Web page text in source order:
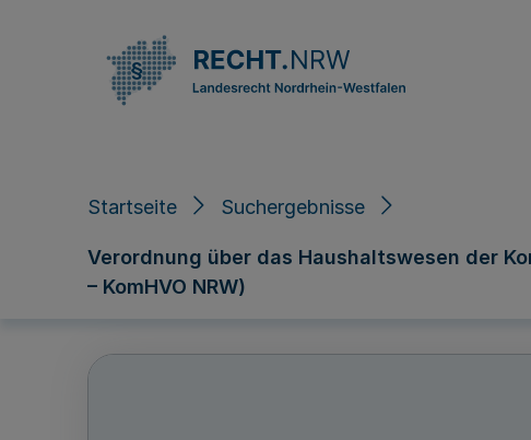
Startseite Suchergebnisse
Verordnung über das Haushaltswesen der
– KomHVO NRW)